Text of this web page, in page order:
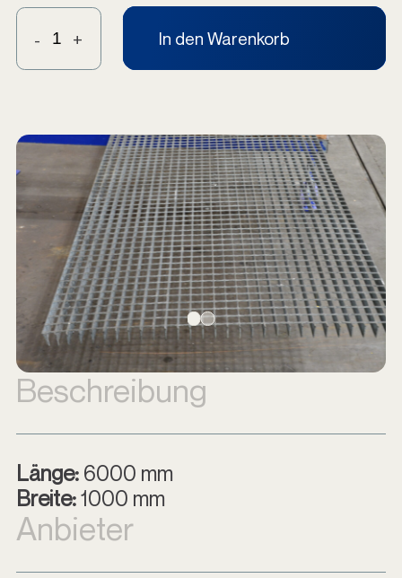
- + In den Warenkorb
Beschreibung
Länge:6000 mm
Breite:1000 mm
Anbieter